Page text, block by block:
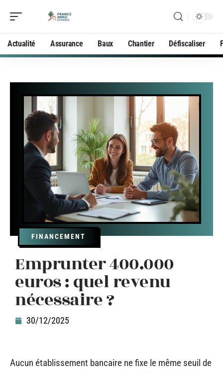
Actualité Assurance Baux Chantier Défiscaliser
FINANCEMENT
Emprunter 400.000
euros : quel revenu
nécessaire ?
30/12/2025
Aucun établissement bancaire ne fixe le même seuil de